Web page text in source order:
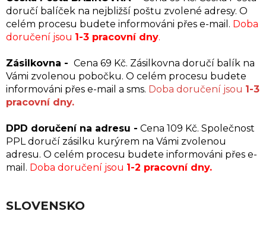
doručí balíček na nejbližší poštu zvolené adresy. O
celém procesu budete informováni přes e-mail. Doba
doručení jsou 1-3 pracovní dny.
Zásilkovna - Cena 69 Kč. Zásilkovna doručí balík na
Vámi zvolenou pobočku. O celém procesu budete
informováni přes e-mail a sms. Doba doručení jsou 1-3
pracovní dny.
DPD doručení na adresu - Cena 109 Kč. Společnost
PPL doručí zásilku kurýrem na Vámi zvolenou
adresu. O celém procesu budete informováni přes e-
mail. Doba doručení jsou 1-2 pracovní dny.
SLOVENSKO